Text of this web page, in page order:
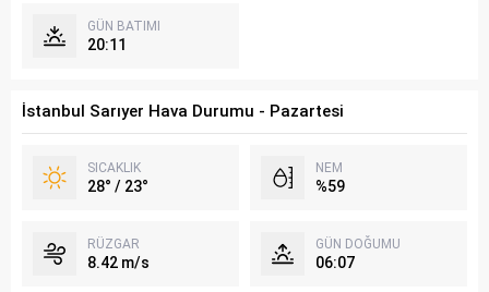
GÜN BATIMI
20:11
İstanbul Sarıyer Hava Durumu - Pazartesi
SICAKLIK
28° / 23°
NEM
%59
RÜZGAR
8.42 m/s
GÜN DOĞUMU
06:07